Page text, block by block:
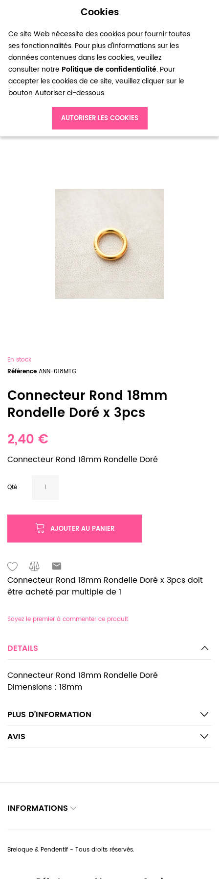
Cookies
Ce site Web nécessite des cookies pour fournir toutes
ses fonctionnalités. Pour plus d'informations sur les
données contenues dans les cookies, veuillez
consulter notre Politique de confidentialité. Pour
accepter les cookies de ce site, veuillez cliquer sur le
bouton Autoriser ci-dessous.
AUTORISER LES COOKIES
0
Connecteur Rond 18mm Rondelle Doré x 3pcs
En stock
Référence ANN-018MTG
Connecteur Rond 18mm
Rondelle Doré x 3pcs
2,40 €
Connecteur Rond 18mm Rondelle Doré
Qté
AJOUTER AU PANIER
Connecteur Rond 18mm Rondelle Doré x 3pcs doit
être acheté par multiple de 1
Soyez le premier à commenter ce produit
DETAILS
Connecteur Rond 18mm Rondelle Doré
Dimensions : 18mm
PLUS D’INFORMATION
AVIS
INFORMATIONS
Breloque & Pendentif - Tous droits réservés.